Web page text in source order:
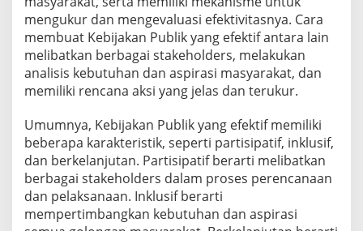
mengukur dan mengevaluasi efektivitasnya. Cara
membuat Kebijakan Publik yang efektif antara lain
melibatkan berbagai stakeholders, melakukan
analisis kebutuhan dan aspirasi masyarakat, dan
memiliki rencana aksi yang jelas dan terukur.
Umumnya, Kebijakan Publik yang efektif memiliki
beberapa karakteristik, seperti partisipatif, inklusif,
dan berkelanjutan. Partisipatif berarti melibatkan
berbagai stakeholders dalam proses perencanaan
dan pelaksanaan. Inklusif berarti
mempertimbangkan kebutuhan dan aspirasi